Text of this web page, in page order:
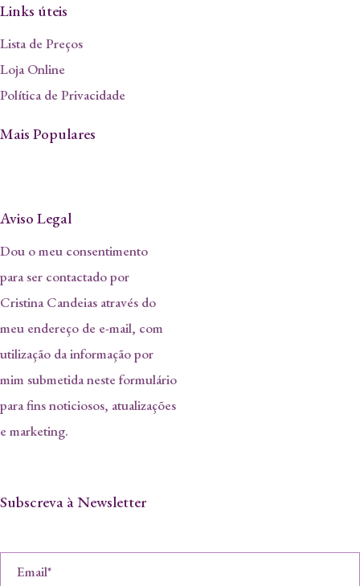
Links úteis
Lista de Preços
Loja Online
Política de Privacidade
Mais Populares
Aviso Legal
Dou o meu consentimento
para ser contactado por
Cristina Candeias através do
meu endereço de e-mail, com
utilização da informação por
mim submetida neste formulário
para fins noticiosos, atualizações
e marketing.
Subscreva à Newsletter